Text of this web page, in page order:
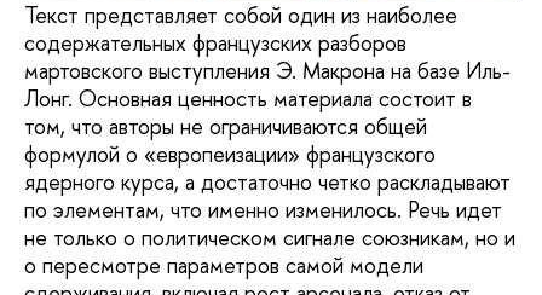
Текст представляет собой один из наиболее
содержательных французских разборов
мартовского выступления Э. Макрона на базе Иль-
Лонг. Основная ценность материала состоит в
том, что авторы не ограничиваются общей
формулой о «европеизации» французского
ядерного курса, а достаточно четко раскладывают
по элементам, что именно изменилось. Речь идет
не только о политическом сигнале союзникам, но и
о пересмотре параметров самой модели